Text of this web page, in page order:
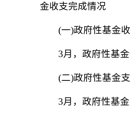
金收支完成情况
(一)政府性基金
3月，政府性基
(二)政府性基金
3月，政府性基